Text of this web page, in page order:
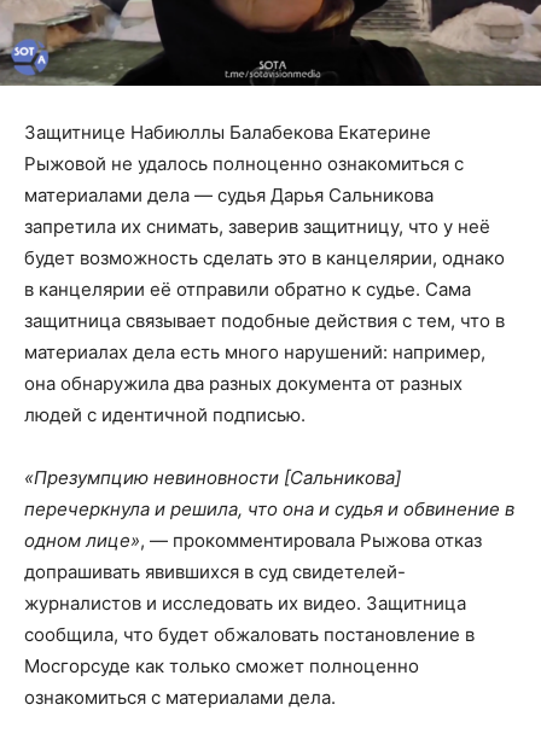
Защитнице Набиюллы Балабекова Екатерине
Рыжовой не удалось полноценно ознакомиться с
материалами дела — судья Дарья Сальникова
запретила их снимать, заверив защитницу, что у неё
будет возможность сделать это в канцелярии, однако
в канцелярии её отправили обратно к судье. Сама
защитница связывает подобные действия с тем, что в
материалах дела есть много нарушений: например,
она обнаружила два разных документа от разных
людей с идентичной подписью.
«Презумпцию невиновности [Сальникова]
перечеркнула и решила, что она и судья и обвинение в
одном лице», — прокомментировала Рыжова отказ
допрашивать явившихся в суд свидетелей-
журналистов и исследовать их видео. Защитница
сообщила, что будет обжаловать постановление в
Мосгорсуде как только сможет полноценно
ознакомиться с материалами дела.